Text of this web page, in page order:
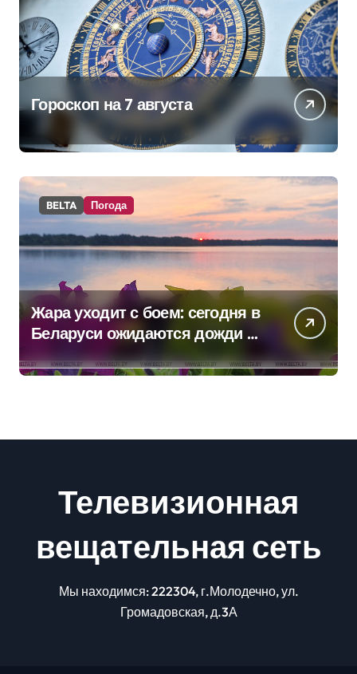
Гороскоп на 7 августа
BELTA Погода
Жара уходит с боем: сегодня в
Беларуси ожидаются дожди и
грозы
Телевизионная
вещательная сеть
Мы находимся: 222304, г.Молодечно, ул.
Громадовская, д.3А